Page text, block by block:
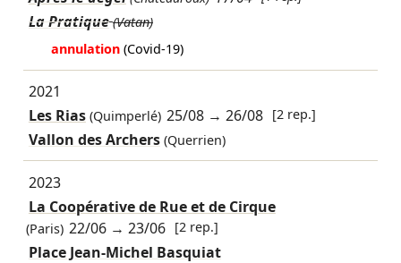
La Pratique (Vatan)
annulation (Covid-19)
2021
Les Rias(Quimperlé) 25/08 →26/08 [2 rep.]
Vallon des Archers (Querrien)
2023
La Coopérative de Rue et de Cirque
(Paris) 22/06 →23/06 [2 rep.]
Place Jean-Michel Basquiat